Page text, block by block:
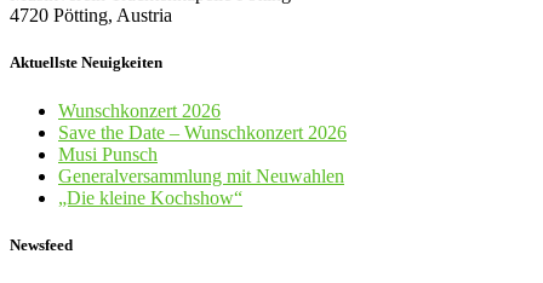
4720 Pötting, Austria
Aktuellste Neuigkeiten
Wunschkonzert 2026
Save the Date – Wunschkonzert 2026
Musi Punsch
Generalversammlung mit Neuwahlen
„Die kleine Kochshow“
Newsfeed